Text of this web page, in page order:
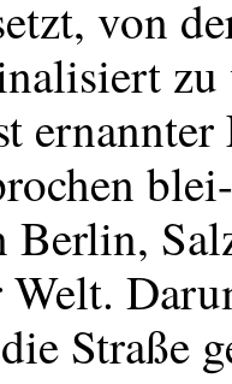
von
blei-
Berlin,
Welt.